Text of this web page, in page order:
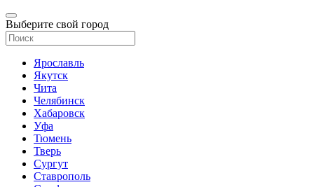
Выберите свой город
Ярославль
Якутск
Чита
Челябинск
Хабаровск
Уфа
Тюмень
Тверь
Сургут
Ставрополь